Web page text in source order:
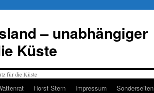
– unabhängiger
Küste
Horst Stern Impressum Sonderseiten